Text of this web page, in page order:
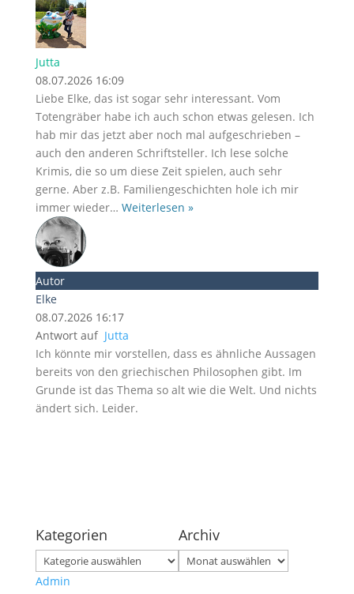
Jutta
08.07.2026 16:09
Liebe Elke, das ist sogar sehr interessant. Vom
Totengräber habe ich auch schon etwas gelesen. Ich
hab mir das jetzt aber noch mal aufgeschrieben –
auch den anderen Schriftsteller. Ich lese solche
Krimis, die so um diese Zeit spielen, auch sehr
gerne. Aber z.B. Familiengeschichten hole ich mir
immer wieder… Weiterlesen »
Autor
Elke
08.07.2026 16:17
Antwort auf Jutta
Ich könnte mir vorstellen, dass es ähnliche Aussagen
bereits von den griechischen Philosophen gibt. Im
Grunde ist das Thema so alt wie die Welt. Und nichts
ändert sich. Leider.
Kategorien
Kategorien
Archiv
Archiv
Admin